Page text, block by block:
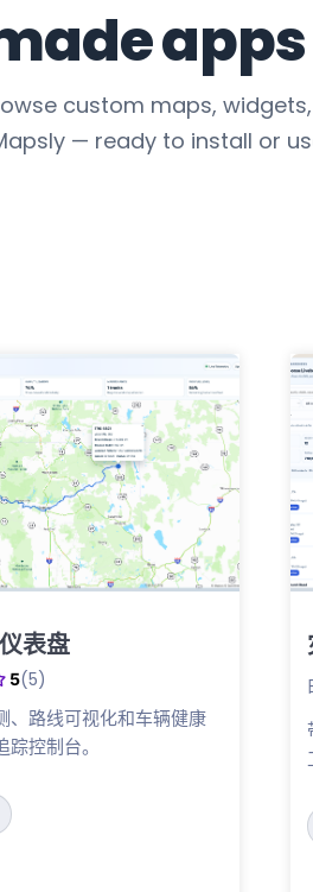
custom maps,
— ready to install or
表盘
5(5)
、路线可视化和车辆健康
控制台。